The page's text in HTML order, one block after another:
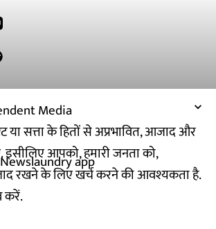
Media
या सत्ता के हितों से अप्रभावित, आजाद और
इसीलिए आपको, हमारी जनता को,
रखने के लिए खर्च करने की आवश्यकता है.
करें.
app